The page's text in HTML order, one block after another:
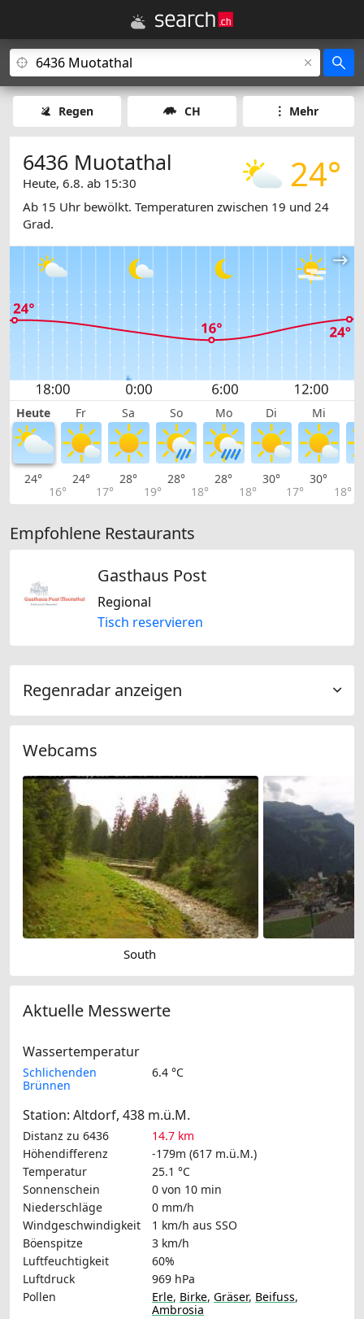
Regen CH Mehr
24°
6436 Muotathal
Heute, 6.8. ab 15:30
Ab 15 Uhr bewölkt. Temperaturen zwischen 19 und 24
Grad.
Heute Fr Sa So Mo Di Mi
24°
16°
24°
17°
28°
19°
28°
18°
28°
18°
30°
17°
30°
18°
Empfohlene Restaurants
Gasthaus Post
Regional
Tisch reservieren
Regenradar anzeigen
Webcams
South
Aktuelle Messwerte
Wassertemperatur
Schlichenden
Brünnen
6.4 °C
Station: Altdorf, 438 m.ü.M.
Distanz zu 6436
14.7 km
Höhendifferenz
-179m (617 m.ü.M.)
Temperatur
25.1 °C
Sonnenschein
0 von 10 min
Niederschläge
0 mm/h
Windgeschwindigkeit
1 km/h aus SSO
Böenspitze
3 km/h
Luftfeuchtigkeit
60%
Luftdruck
969 hPa
Pollen
Erle, Birke, Gräser, Beifuss,
Ambrosia